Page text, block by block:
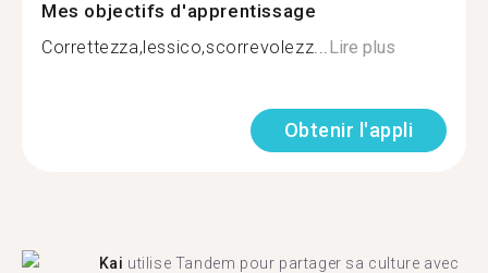
Mes objectifs d'apprentissage
Correttezza,lessico,scorrevolezz...Lire plus
Obtenir l'appli
Kai utilise Tandem pour partager sa culture avec